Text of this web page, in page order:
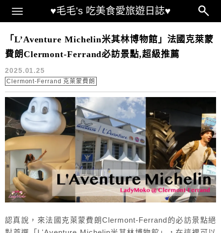
♥毛毛's 吃美食愛旅遊日誌♥
Main Menu
米其林博物館
「L’Aventure Michelin米其林博物館」法國克萊蒙
費朗Clermont-Ferrand必訪景點,超級推薦
2025.01.25
Clermont-Ferrand 克萊蒙費朗
認真說，來法國克萊蒙費朗Clermont-Ferrand的必訪景點絕